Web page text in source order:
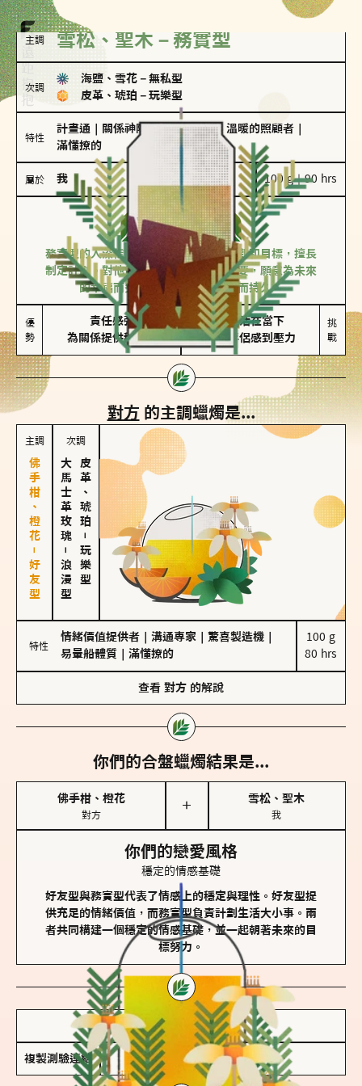
主調 雪松、聖木－務實型
次調
海鹽、雪花 － 無私型
皮革、琥珀 － 玩樂型
特性
計畫通 關係神隊友 聖母情節｜ 溫暖的照顧者
滿懂撩的
屬於 我 100 g｜90 hrs
務實型
雪松、聖木
務實型的人深信愛情立基於共同的價值觀和目標，擅長
制定計劃。對他們來說，感情穩定最重要，願意為未來
的幸福而努力，讓愛情變得踏實而持久。
優
勢
責任感強
為關係提供穩定度
較難活在當下
易讓伴侶感到壓力
挑
戰
對方 的主調蠟燭是...
主調
佛手柑、橙花－好友型
次調
大馬士革玫瑰
－
浪漫型
皮革、琥珀
－
玩樂型
特性
情緒價值提供者 溝通專家 驚喜製造機
易暈船體質
滿懂撩的
100 g
80 hrs
查看 對方 的解說
你們的合盤蠟燭結果是...
佛手柑、橙花
對方
＋
雪松、聖木
我
你們的戀愛風格
穩定的情感基礎
好友型與務實型代表了情感上的穩定與理性。好友型提
供充足的情緒價值，而務實型負責計劃生活大小事。兩
者共同構建一個穩定的情感基礎，並一起朝著未來的目
標努力。
儲存我的結果圖
複製測驗連結 查看香氛類型全解析 >>>